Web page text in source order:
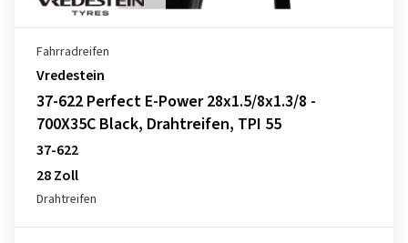
Fahrradreifen
Vredestein
37-622 Perfect E-Power 28x1.5/8x1.3/8 -
700X35C Black, Drahtreifen, TPI 55
37-622
28 Zoll
Drahtreifen